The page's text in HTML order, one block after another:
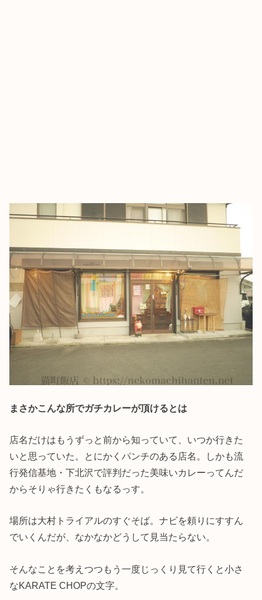
まさかこんな所でガチカレーが頂けるとは
店名だけはもうずっと前から知っていて、いつか行きた
いと思っていた。とにかくパンチのある店名。しかも流
行発信基地・下北沢で評判だった美味いカレーってんだ
からそりゃ行きたくもなるっす。
場所は大村トライアルのすぐそば。ナビを頼りにすすん
でいくんだが、なかなかどうして見当たらない。
そんなことを考えつつもう一度じっくり見て行くと小さ
なKARATE CHOPの文字。